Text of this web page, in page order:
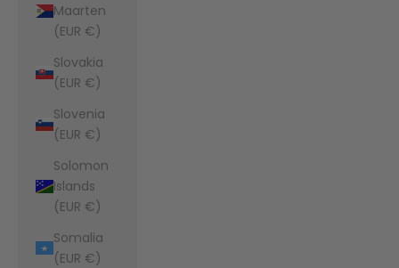
Maarten
(EUR €)
Slovakia
(EUR €)
Slovenia
(EUR €)
Solomon
Islands
(EUR €)
Somalia
(EUR €)